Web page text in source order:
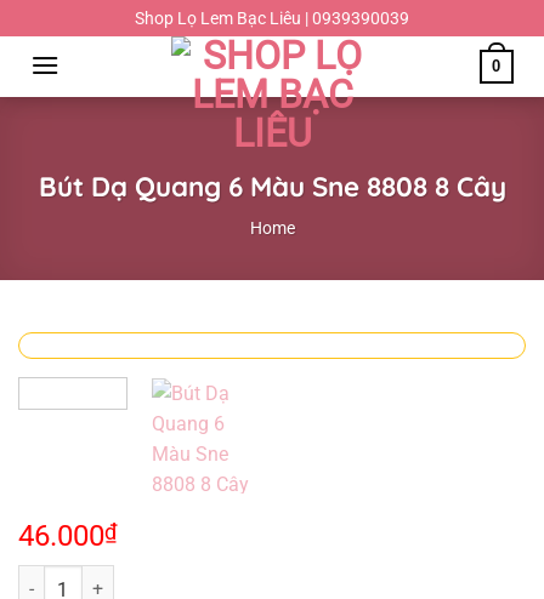
đến
dung
Shop Lọ Lem Bạc Liêu | 0939390039
0
Bút Dạ Quang 6 Màu Sne 8808 8 Cây
Home
46.000₫
Bút Dạ Quang 6 Màu Sne 8808 8 Cây quantity